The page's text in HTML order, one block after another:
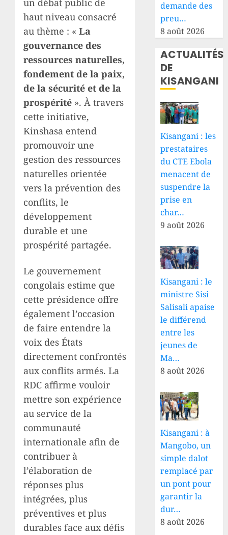
un débat public de
haut niveau consacré
au thème : « La
gouvernance des
ressources naturelles,
fondement de la paix,
de la sécurité et de la
prospérité ». À travers
cette initiative,
Kinshasa entend
promouvoir une
gestion des ressources
naturelles orientée
vers la prévention des
conflits, le
développement
durable et une
prospérité partagée.
Le gouvernement
congolais estime que
cette présidence offre
également l’occasion
de faire entendre la
voix des États
directement confrontés
aux conflits armés. La
RDC affirme vouloir
mettre son expérience
au service de la
communauté
internationale afin de
contribuer à
l’élaboration de
réponses plus
intégrées, plus
préventives et plus
durables face aux défis
demande des
preu…
8 août 2026
ACTUALITÉS
DE
KISANGANI
Kisangani : les
prestataires
du CTE Ebola
menacent de
suspendre la
prise en
char…
9 août 2026
Kisangani : le
ministre Sisi
Salisali apaise
le différend
entre les
jeunes de
Ma…
8 août 2026
Kisangani : à
Mangobo, un
simple dalot
remplacé par
un pont pour
garantir la
dur…
8 août 2026